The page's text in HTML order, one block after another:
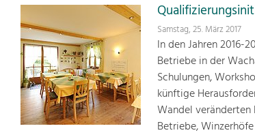
Samstag, 25. März 2017
In den Jahren 2016-
Betriebe in der
Schulungen,
künftige
Wandel
Betriebe,